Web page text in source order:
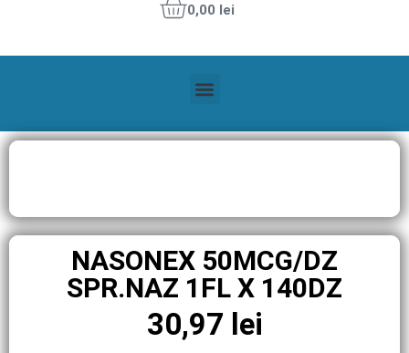
0,00 lei
NASONEX 50MCG/DZ
SPR.NAZ 1FL X 140DZ
30,97 lei